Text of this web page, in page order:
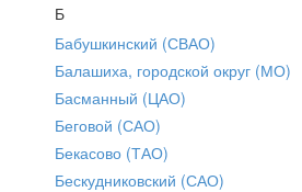
Б
Бабушкинский (СВАО)
Балашиха, городской округ (МО)
Басманный (ЦАО)
Беговой (САО)
Бекасово (ТАО)
Бескудниковский (САО)